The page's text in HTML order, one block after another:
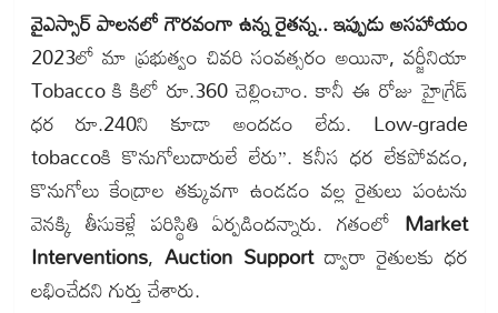
వైఎస్సార్ పాలనలో గౌరవంగా ఉన్న రైతన్న.. ఇప్పుడు అసహాయం
2023లో మా ప్రభుత్వం చివరి సంవత్సరం అయినా, వర్జీనియా
Tobacco కి కిలో రూ.360 చెల్లించాం. కానీ ఈ రోజు హైగ్రేడ్
ధర రూ.240ని కూడా అందడం లేదు. Low-grade
tobaccoకి కొనుగోలుదారులే లేరు”. కనీస ధర లేకపోవడం,
కొనుగోలు కేంద్రాల తక్కువగా ఉండడం వల్ల రైతులు పంటను
వెనక్కి తీసుకెళ్లే పరిస్థితి ఏర్పడిందన్నారు. గతంలో Market
Interventions, Auction Supportద్వారా రైతులకు ధర
లభించేదని గుర్తు చేశారు.